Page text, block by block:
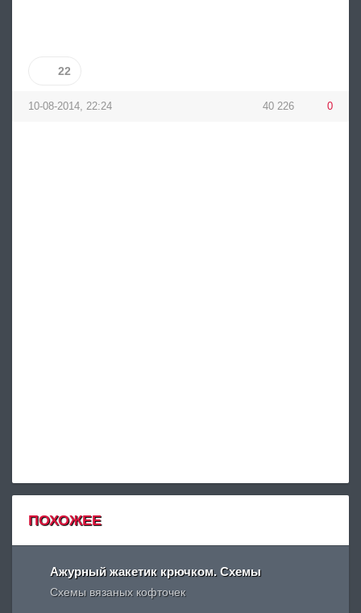
22
40 226 0
10-08-2014, 22:24
ПОХОЖЕЕ
Ажурный жакетик крючком. Схемы
Схемы вязаных кофточек